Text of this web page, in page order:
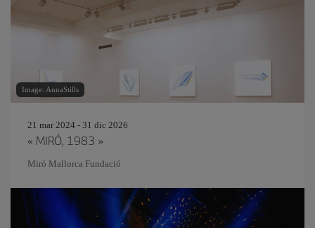
Image: AnnaStills
21 mar 2024 - 31 dic 2026
« MIRÓ, 1983 »
Miró Mallorca Fundació